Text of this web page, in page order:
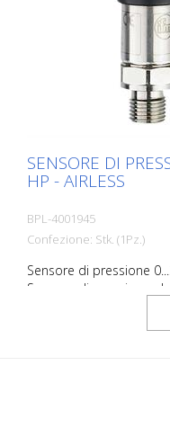
SENSORE DI
HP - AIRLESS
BPL-4001945
Confezione: Stk. (1Pz.)
Sensore di pressione
Sensore di pressione
bar; 0...3625 psi;
rSegnale analogico;